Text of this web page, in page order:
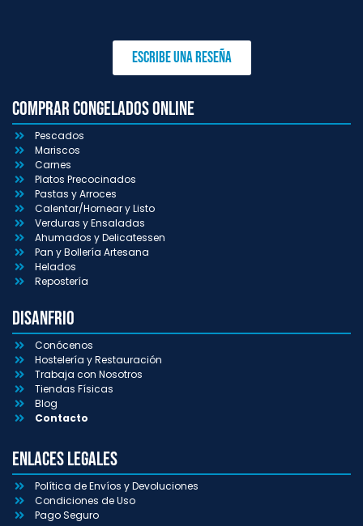
Escribe una reseña
Comprar congelados online
Pescados
Mariscos
Carnes
Platos Precocinados
Pastas y Arroces
Calentar/Hornear y Listo
Verduras y Ensaladas
Ahumados y Delicatessen
Pan y Bollería Artesana
Helados
Repostería
Disanfrio
Conócenos
Hostelería y Restauración
Trabaja con Nosotros
Tiendas Físicas
Blog
Contacto
Enlaces Legales
Política de Envíos y Devoluciones
Condiciones de Uso
Pago Seguro